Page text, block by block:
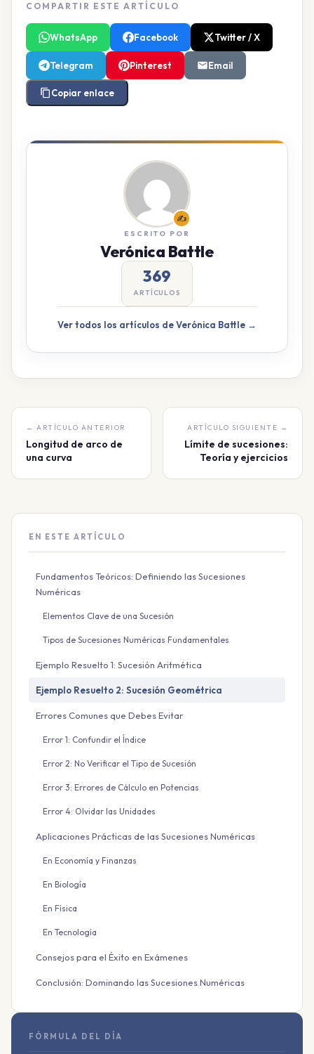
COMPARTIR ESTE ARTÍCULO
WhatsApp Facebook Twitter / X
Telegram Pinterest Email
Copiar enlace
✍️
ESCRITO POR
Verónica Battle
369
ARTÍCULOS
Ver todos los artículos de Verónica Battle →
← ARTÍCULO ANTERIOR
Longitud de arco de
una curva
ARTÍCULO SIGUIENTE →
Límite de sucesiones:
Teoría y ejercicios
EN ESTE ARTÍCULO
Fundamentos Teóricos: Definiendo las Sucesiones
Numéricas
Elementos Clave de una Sucesión
Tipos de Sucesiones Numéricas Fundamentales
Ejemplo Resuelto 1: Sucesión Aritmética
Ejemplo Resuelto 2: Sucesión Geométrica
Errores Comunes que Debes Evitar
Error 1: Confundir el Índice
Error 2: No Verificar el Tipo de Sucesión
Error 3: Errores de Cálculo en Potencias
Error 4: Olvidar las Unidades
Aplicaciones Prácticas de las Sucesiones Numéricas
En Economía y Finanzas
En Biología
En Física
En Tecnología
Consejos para el Éxito en Exámenes
Conclusión: Dominando las Sucesiones Numéricas
FÓRMULA DEL DÍA